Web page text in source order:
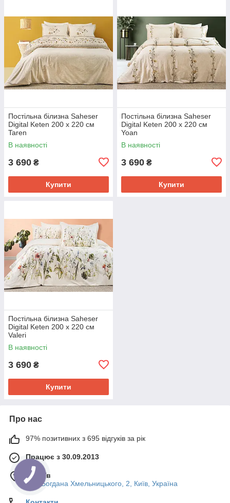
Постільна білизна Saheser
Digital Keten 200 х 220 см
Taren
В наявності
3 690 ₴
Купити
Постільна білизна Saheser
Digital Keten 200 х 220 см
Yoan
В наявності
3 690 ₴
Купити
Постільна білизна Saheser
Digital Keten 200 х 220 см
Valeri
В наявності
3 690 ₴
Купити
Про нас
97% позитивних з 695 відгуків за рік
Працює з 30.09.2013
м. Київ
вул. Богдана Хмельницького, 2, Київ, Україна